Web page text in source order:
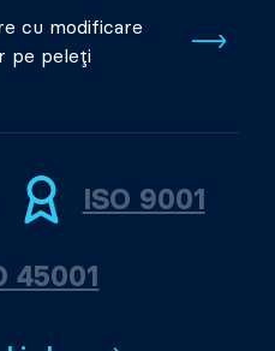
cu modificare
pe peleți
ISO 9001
45001